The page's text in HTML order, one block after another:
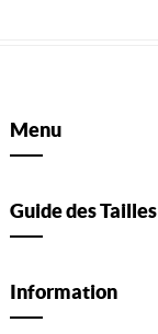
Menu
Guide des Tailles
Information